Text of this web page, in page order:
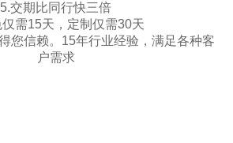
5.交期比同行快三倍
仅需15天，定制仅需30天
您信赖。15年行业经验，满足各种客
户需求